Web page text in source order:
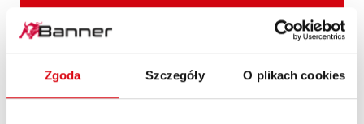
Zgoda Szczegóły O plikach cookies
MOCNA
NASZA REKOMENDACJA DOTYCZĄCA
MODERNIZACJI